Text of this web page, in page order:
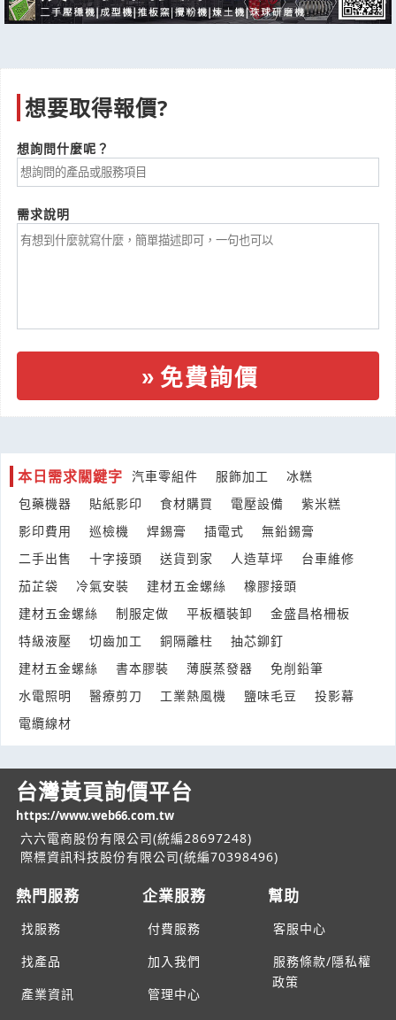
來自:鶴OO密OO股OO限OO 詢價
時間:08/05 12:51
立即報價
產業:包裝印刷紙木代工
來自:水OO銷 詢價
時間:08/05 12:45
***30227@gmail.com
產業:紡織巾襪服裝製造代理
來自:宋OO 詢價
利不生產，
產業:居家百貨製造代理
來自:潔OO保OO有OO司 詢價
***ong081500@gmail.com.tw
來自:吳OO 詢價
時間:08/05 12:32
***22128783@gmail.com
機場接送詢價費用
產業:客運租包車
來自:郭OO 詢價
***wsx90031@gmail.com
產業:金屬工具製造代理
來自:陳OO 詢價
時間:08/05 12:22
***80@yahoo.com.tw
SMC930075-SP一個多少 半導體設備
產業:被動元件半導體
來自:蔡OO 詢價
時間:08/05 12:18
***7070@gmail.com
POS系統詢價單
產業:辦公事務維修租賃買賣
來自:錸OO作O 詢價
立即報價
***ign@liteyang.url.tw
SBCB3-6 螺絲費用
想要取得報價?
想詢問什麼呢？
需求說明
免費詢價
本日需求關鍵字 汽車零組件 服飾加工
冰糕
包藥機器
貼紙影印 食材購買 電壓設備
紫米糕
影印費用
巡檢機 焊錫膏 插電式
無鉛錫膏
二手出售
十字接頭 送貨到家 人造草坪
台車維修
茄芷袋
冷氣安裝 建材五金螺絲
橡膠接頭
建材五金螺絲
制服定做 平板櫃裝卸
金盛昌格柵板
特級液壓
切齒加工 銅隔離柱
抽芯鉚釘
建材五金螺絲
書本膠裝 薄膜蒸發器
免削鉛筆
水電照明
醫療剪刀 工業熱風機 鹽味毛豆
投影幕
電纜線材
台灣黃頁詢價平台
https://www.web66.com.tw
六六電商股份有限公司(統編28697248)
際標資訊科技股份有限公司(統編70398496)
熱門服務
找服務
找產品
產業資訊
企業服務
付費服務
加入我們
管理中心
幫助
客服中心
服務條款/隱私權
政策